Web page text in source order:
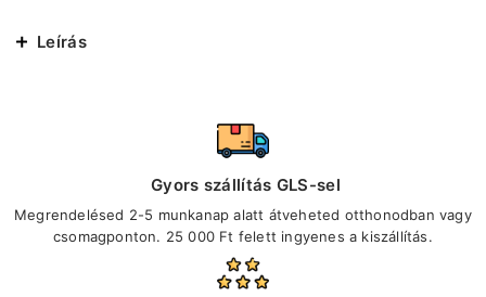
Leírás
Gyors szállítás GLS-sel
Megrendelésed 2-5 munkanap alatt átveheted otthonodban vagy
csomagponton. 25 000 Ft felett ingyenes a kiszállítás.